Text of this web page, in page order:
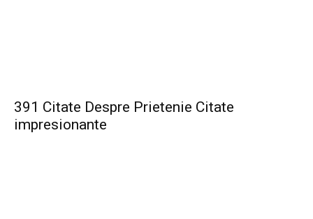
391 Citate Despre Prietenie Citate
impresionante